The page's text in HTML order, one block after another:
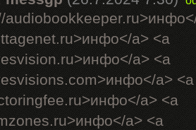
a> <a
a> <a
a> <a
a> <a
a> <a